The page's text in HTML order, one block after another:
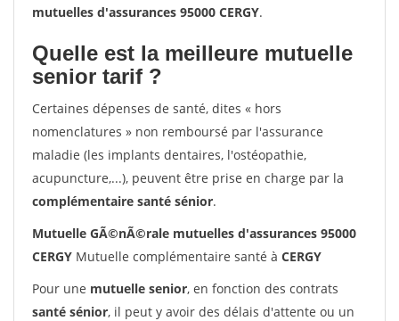
mutuelles d'assurances 95000 CERGY.
Quelle est la meilleure mutuelle
senior tarif ?
Certaines dépenses de santé, dites « hors
nomenclatures » non remboursé par l'assurance
maladie (les implants dentaires, l'ostéopathie,
acupuncture,...), peuvent être prise en charge par la
complémentaire santé sénior.
Mutuelle GÃ©nÃ©rale mutuelles d'assurances 95000
CERGY Mutuelle complémentaire santé à CERGY
Pour une mutuelle senior, en fonction des contrats
santé sénior, il peut y avoir des délais d'attente ou un